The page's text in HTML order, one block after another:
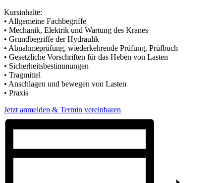
Kursinhalte:
• Allgemeine Fachbegriffe
• Mechanik, Elektrik und Wartung des Kranes
• Grundbegriffe der Hydraulik
• Abnahmeprüfung, wiederkehrende Prüfung, Prüfbuch
• Gesetzliche Vorschriften für das Heben von Lasten
• Sicherheitsbestimmungen
• Tragmittel
• Anschlagen und bewegen von Lasten
• Praxis
Jetzt anmelden & Termin vereinbaren